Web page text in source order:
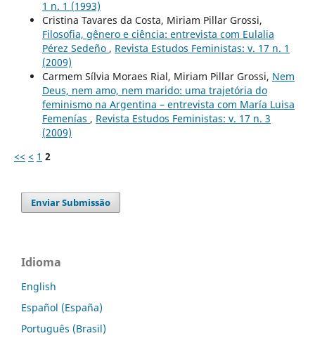
1 n. 1 (1993)
Cristina Tavares da Costa, Miriam Pillar Grossi,
Filosofia, gênero e ciência: entrevista com Eulalia
Pérez Sedeño , Revista Estudos Feministas: v. 17 n. 1
(2009)
Carmem Sílvia Moraes Rial, Miriam Pillar Grossi, Nem
Deus, nem amo, nem marido: uma trajetória do
feminismo na Argentina – entrevista com María Luisa
Femenías , Revista Estudos Feministas: v. 17 n. 3
(2009)
<< < 1 2
Enviar Submissão
Idioma
English
Español (España)
Português (Brasil)